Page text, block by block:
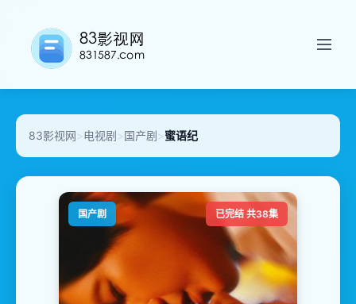
83影视网>电视剧>国产剧>蜜语纪
国产剧 已完结 共38集